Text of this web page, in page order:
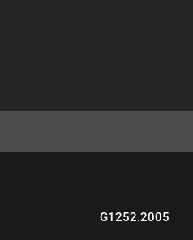
G1252.2005